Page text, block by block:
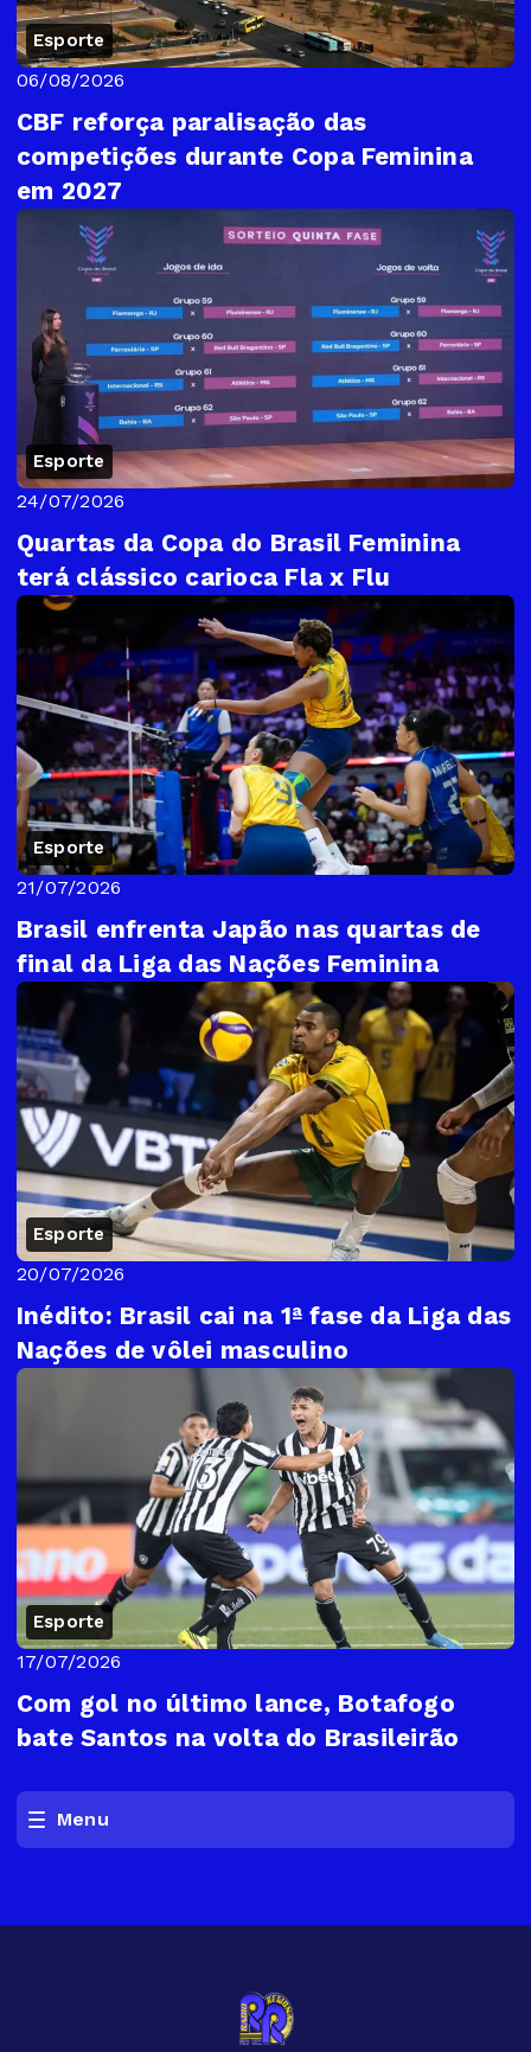
Esporte
06/08/2026
CBF reforça paralisação das
competições durante Copa Feminina
em 2027
Esporte
24/07/2026
Quartas da Copa do Brasil Feminina
terá clássico carioca Fla x Flu
Esporte
21/07/2026
Brasil enfrenta Japão nas quartas de
final da Liga das Nações Feminina
Esporte
20/07/2026
Inédito: Brasil cai na 1ª fase da Liga das
Nações de vôlei masculino
Esporte
17/07/2026
Com gol no último lance, Botafogo
bate Santos na volta do Brasileirão
Menu